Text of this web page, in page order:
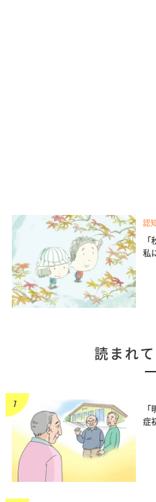
認
私
読まれ
症